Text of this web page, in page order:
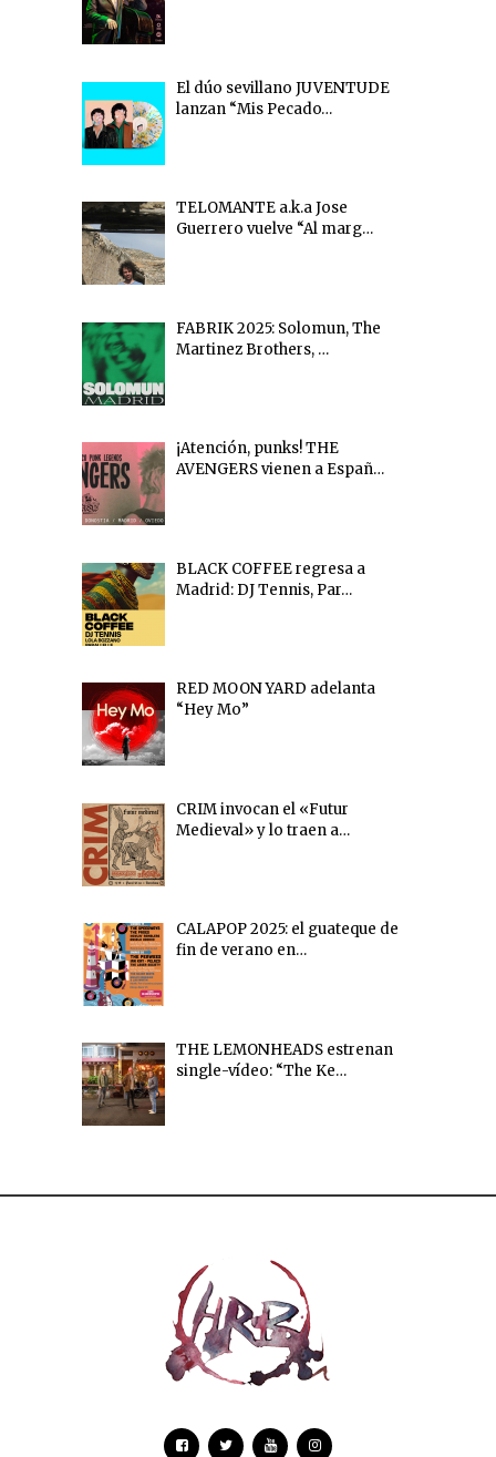
El dúo sevillano JUVENTUDE
lanzan “Mis Pecado…
TELOMANTE a.k.a Jose
Guerrero vuelve “Al marg…
FABRIK 2025: Solomun, The
Martinez Brothers, …
¡Atención, punks! THE
AVENGERS vienen a Españ…
BLACK COFFEE regresa a
Madrid: DJ Tennis, Par…
RED MOON YARD adelanta
“Hey Mo”
CRIM invocan el «Futur
Medieval» y lo traen a…
CALAPOP 2025: el guateque de
fin de verano en…
THE LEMONHEADS estrenan
single-vídeo: “The Ke…